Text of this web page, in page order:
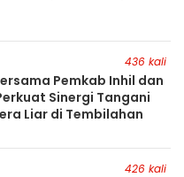
436 kali
Pemkab Inhil dan
Sinergi Tangani
Liar di Tembilahan
426 kali